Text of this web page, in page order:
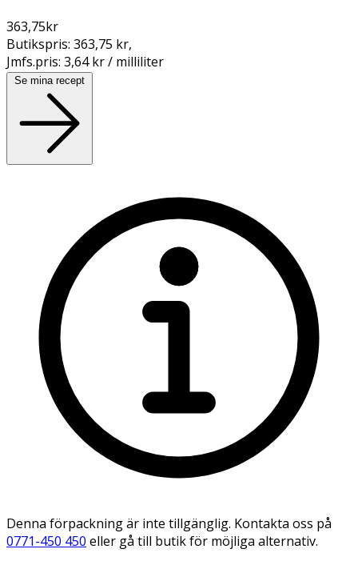
363,75kr
Butikspris: 363,75 kr,
Jmfs.pris: 3,64 kr / milliliter
Se mina recept
Denna förpackning är inte tillgänglig. Kontakta oss på
0771-450 450 eller gå till butik för möjliga alternativ.